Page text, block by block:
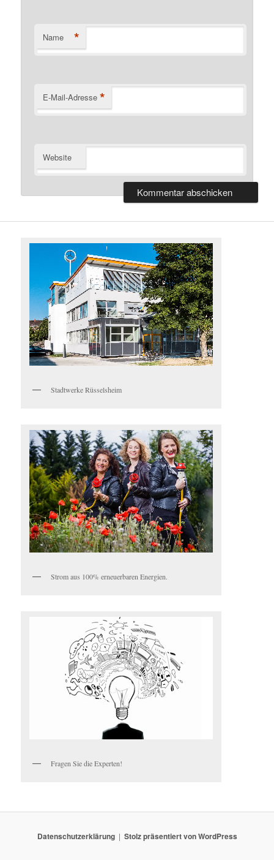
Name *
E-Mail-Adresse *
Website
Stadtwerke Rüsselsheim
Strom aus 100% erneuerbaren Energien.
Fragen Sie die Experten!
Datenschutzerklärung Stolz präsentiert von WordPress